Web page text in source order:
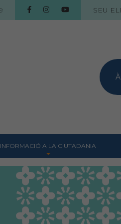
SEU
INFORMACIÓ A LA CIUTADANIA
Centres veterinaris
Col·legiats
Consells per a les teves
mascotes